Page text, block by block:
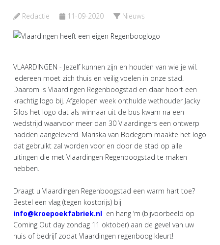
Redactie 11-09-2020 Nieuws
VLAARDINGEN - Jezelf kunnen zijn en houden van wie je wil.
Iedereen moet zich thuis en veilig voelen in onze stad.
Daarom is Vlaardingen Regenboogstad en daar hoort een
krachtig logo bij. Afgelopen week onthulde wethouder Jacky
Silos het logo dat als winnaar uit de bus kwam na een
wedstrijd waarvoor meer dan 30 Vlaardingers een ontwerp
hadden aangeleverd. Mariska van Bodegom maakte het logo
dat gebruikt zal worden voor en door de stad op alle
uitingen die met Vlaardingen Regenboogstad te maken
hebben.
Draagt u Vlaardingen Regenboogstad een warm hart toe?
Bestel een vlag (tegen kostprijs) bij
info@kroepoekfabriek.nl en hang ‘m (bijvoorbeeld op
Coming Out day zondag 11 oktober) aan de gevel van uw
huis of bedrijf zodat Vlaardingen regenboog kleurt!